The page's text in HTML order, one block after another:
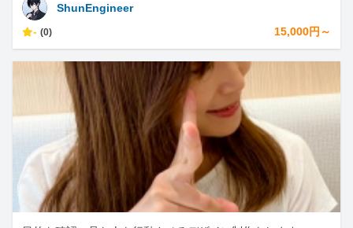
ShunEngineer
- (0) 15,000円～